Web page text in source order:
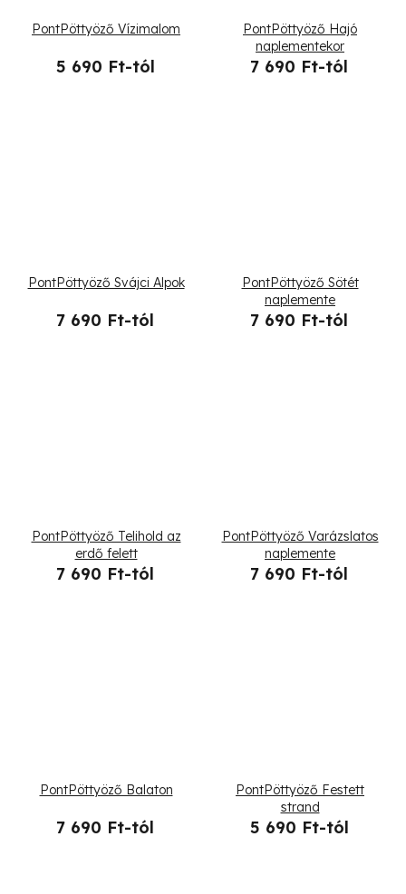
PontPöttyöző Vízimalom
5 690 Ft-tól
PontPöttyöző Hajó
naplementekor
7 690 Ft-tól
PontPöttyöző Svájci Alpok
7 690 Ft-tól
PontPöttyöző Sötét
naplemente
7 690 Ft-tól
PontPöttyöző Telihold az
erdő felett
7 690 Ft-tól
PontPöttyöző Varázslatos
naplemente
7 690 Ft-tól
PontPöttyöző Balaton
7 690 Ft-tól
PontPöttyöző Festett
strand
5 690 Ft-tól